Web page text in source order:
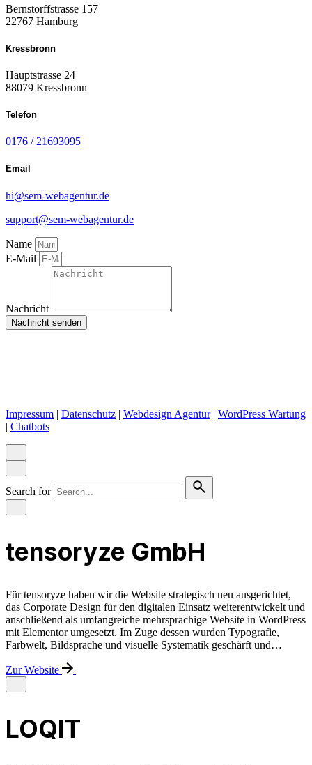
Bernstorffstrasse 157
22767 Hamburg
Kressbronn
Hauptstrasse 24
88079 Kressbronn
Telefon
0176 / 21693095
Email
hi@sem-webagentur.de
support@sem-webagentur.de
Name
E-Mail
Nachricht
Nachricht senden
Impressum | Datenschutz | Webdesign Agentur| WordPress Wartung
| Chatbots
Search for
tensoryze GmbH
Für tensoryze haben wir die Website strategisch neu ausgerichtet,
das Corporate Design für den digitalen Einsatz weiterentwickelt und
anschließend als umfangreiche mehrsprachige Website in WordPress
mit Elementor umgesetzt. Im Zuge dessen wurden Typografie,
Farbwelt, Bildsprache und visuelle Systematik geschärft und…
Zur Website
LOQIT